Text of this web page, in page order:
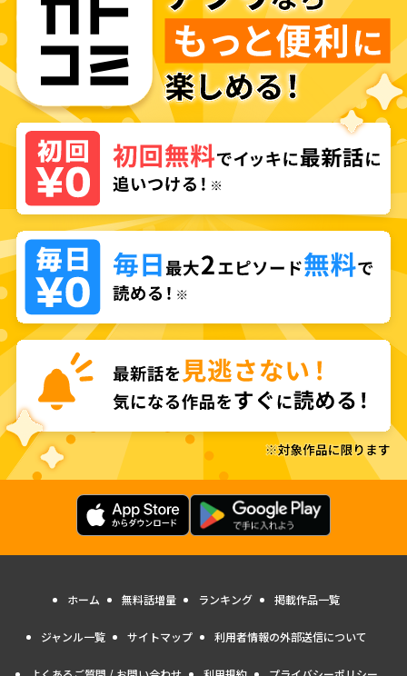
ホーム 無料話増量 ランキング 掲載作品一覧
ジャンル一覧 サイトマップ 利用者情報の外部送信について